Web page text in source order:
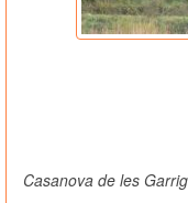
Casanova de les